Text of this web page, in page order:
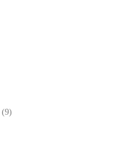
(9)